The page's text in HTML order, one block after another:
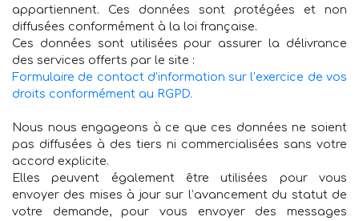
appartiennent. Ces données sont protégées et non
diffusées conformément à la loi française.
Ces données sont utilisées pour assurer la délivrance
des services offerts par le site :
Formulaire de contact d’information sur l’exercice de vos
droits conformément au RGPD.
Nous nous engageons à ce que ces données ne soient
pas diffusées à des tiers ni commercialisées sans votre
accord explicite.
Elles peuvent également être utilisées pour vous
envoyer des mises à jour sur l’avancement du statut de
votre demande, pour vous envoyer des messages